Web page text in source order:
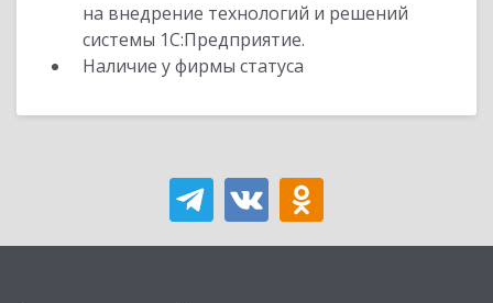
на внедрение технологий и решений
системы 1С:Предприятие.
Наличие у фирмы статуса